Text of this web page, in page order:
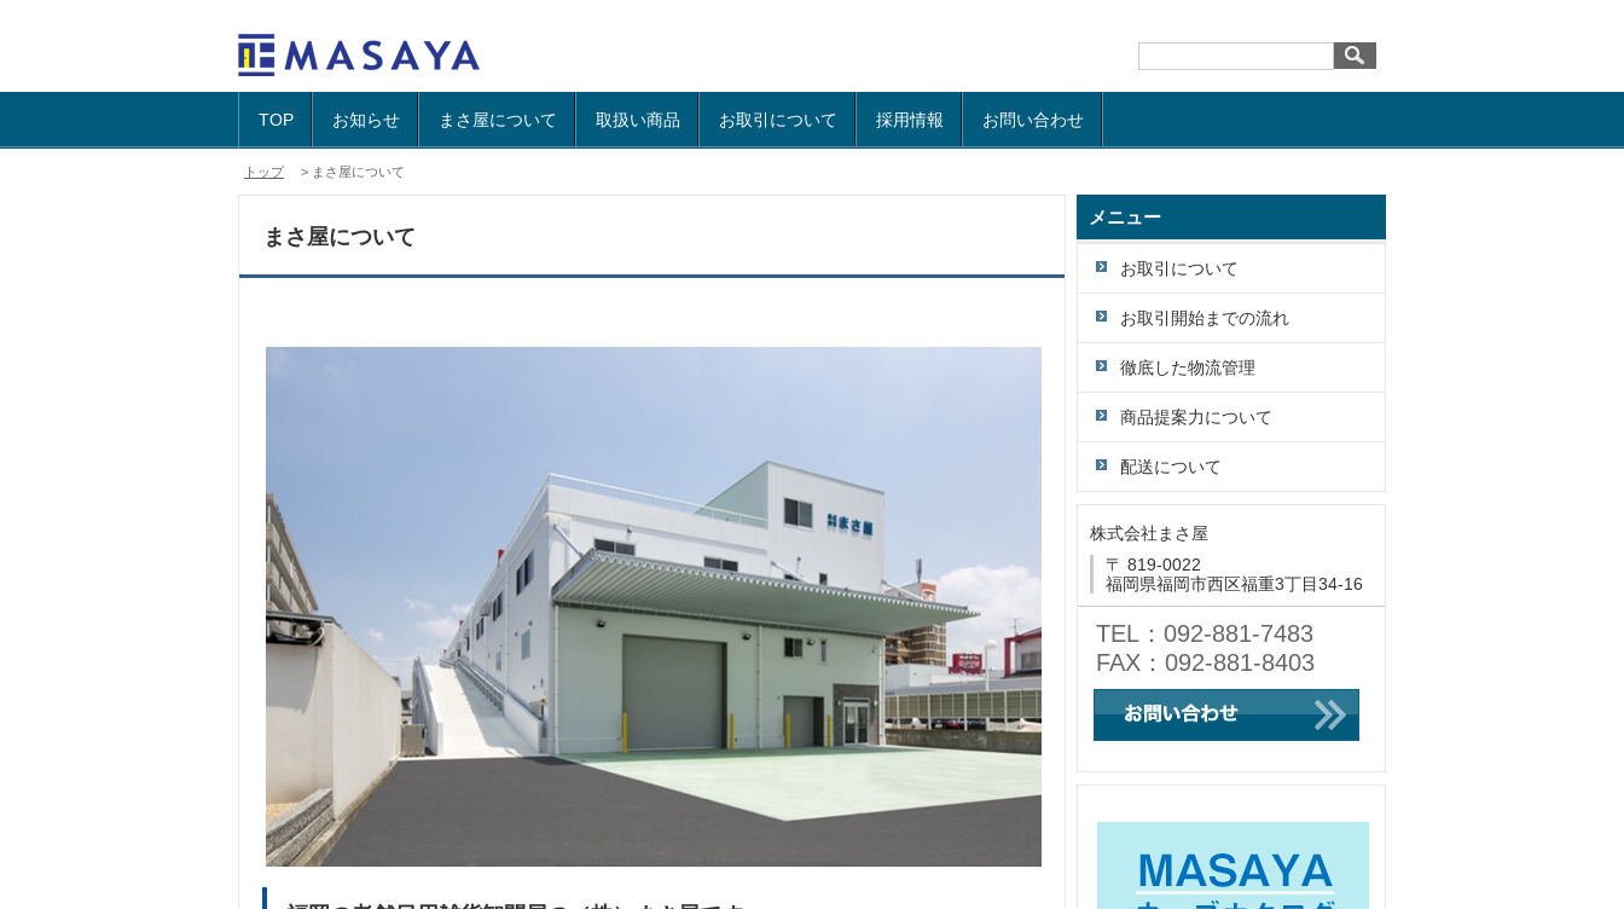
TOP お知らせ まさ屋について 取扱い商品 お取引について 採用情報 お問い合わせ
トップ > まさ屋について
まさ屋について
メニュー
お取引について
お取引開始までの流れ
徹底した物流管理
商品提案力について
配送について
株式会社まさ屋
〒 819-0022
福岡県福岡市西区福重3丁目34-16
TEL：092-881-7483
FAX：092-881-8403